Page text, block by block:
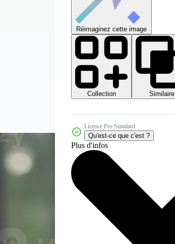
Réimaginez cette image
Collection
Similaire
Licence Pro Standard
Qu'est-ce que c'est ?
Plus d'infos